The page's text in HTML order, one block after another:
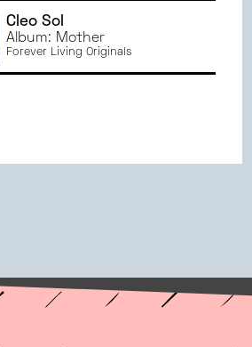
Cleo Sol
Album: Mother
Forever Living Originals